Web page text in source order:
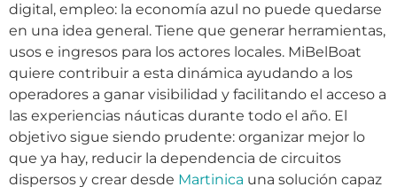
digital, empleo: la economía azul no puede quedarse
en una idea general. Tiene que generar herramientas,
usos e ingresos para los actores locales. MiBelBoat
quiere contribuir a esta dinámica ayudando a los
operadores a ganar visibilidad y facilitando el acceso a
las experiencias náuticas durante todo el año. El
objetivo sigue siendo prudente: organizar mejor lo
que ya hay, reducir la dependencia de circuitos
dispersos y crear desde Martinica una solución capaz